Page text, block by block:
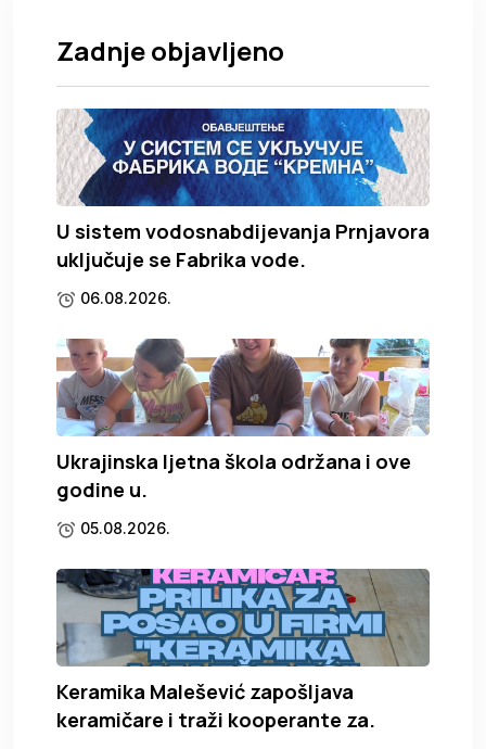
Zadnje objavljeno
U sistem vodosnabdijevanja Prnjavora
uključuje se Fabrika vode.
06.08.2026.
Ukrajinska ljetna škola održana i ove
godine u.
05.08.2026.
Keramika Malešević zapošljava
keramičare i traži kooperante za.